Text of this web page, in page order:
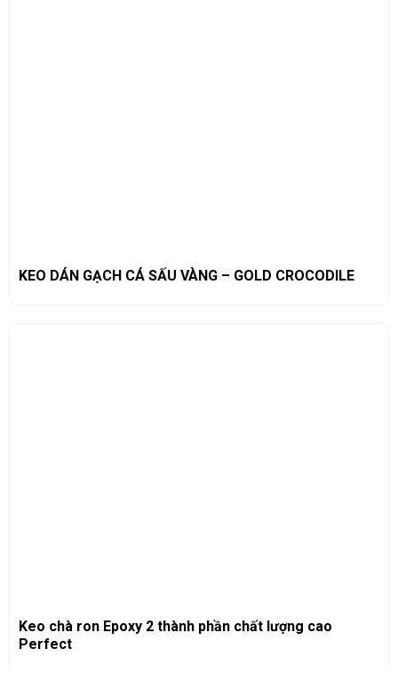
KEO DÁN GẠCH CÁ SẤU VÀNG – GOLD CROCODILE
Keo chà ron Epoxy 2 thành phần chất lượng cao
Perfect